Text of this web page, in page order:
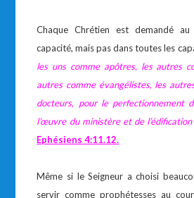
Chaque Chrétien est demandé
capacité, mais pas dans toutes les
les uns comme apôtres, les autres
autres comme évangélistes, les
docteurs, pour le perfectionnement
l’œuvre du ministère et de
Ephésiens 4:11.12.
Même si le Seigneur a choisi
servir comme prophétesses au